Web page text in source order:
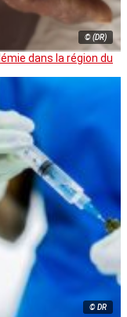
© (DR)
dans la région du
© DR